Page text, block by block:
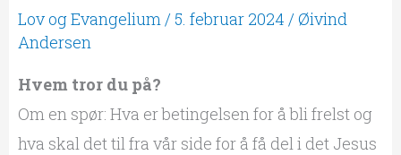
Lov og Evangelium / 5. februar 2024 /Øivind
Andersen
Hvem tror du på?
Om en spør: Hva er betingelsen for å bli frelst og
hva skal det til fra vår side for å få del i det Jesus